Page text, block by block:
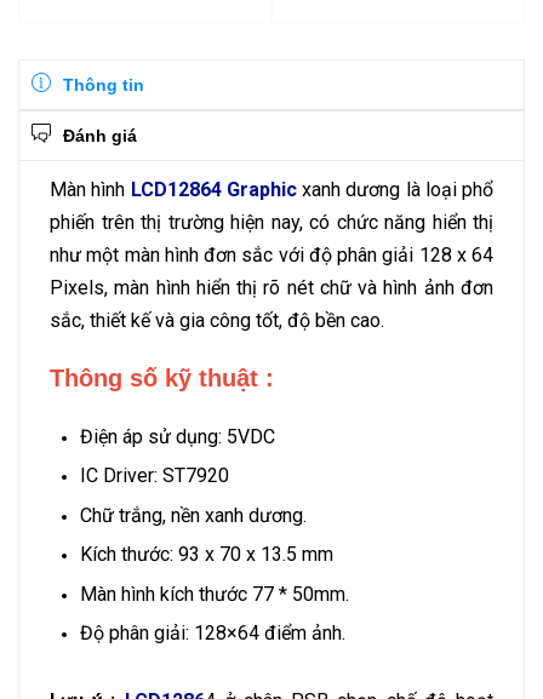
Thông tin
Đánh giá
Màn hình LCD12864 Graphicxanh dương là loại phổ
phiến trên thị trường hiện nay, có chức năng hiển thị
như một màn hình đơn sắc với độ phân giải 128 x 64
Pixels, màn hình hiển thị rõ nét chữ và hình ảnh đơn
sắc, thiết kế và gia công tốt, độ bền cao.
Thông số kỹ thuật :
Điện áp sử dụng: 5VDC
IC Driver: ST7920
Chữ trắng, nền xanh dương.
Kích thước: 93 x 70 x 13.5 mm
Màn hình kích thước 77 * 50mm.
Độ phân giải: 128×64 điểm ảnh.